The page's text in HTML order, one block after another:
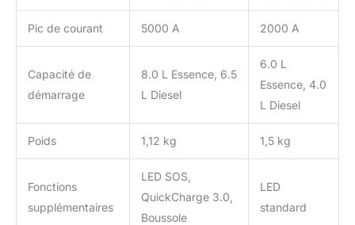
d'utilisation français. (y
compris d’autres langues
convivial et fiable 24
heures et garantie de 12
mois et remboursement
Pic de courant 5000 A 2000 A
Capacité de
démarrage
8.0 L Essence, 6.5
L Diesel
6.0 L
Essence, 4.0
L Diesel
Poids 1,12 kg 1,5 kg
Fonctions
supplémentaires
LED SOS,
QuickCharge 3.0,
Boussole
LED
standard